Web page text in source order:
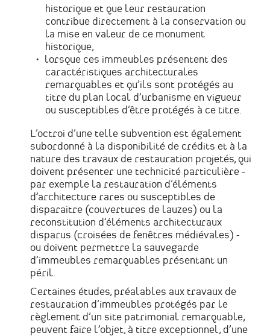
historique et que leur restauration
contribue directement à la conservation ou
la mise en valeur de ce monument
historique,
lorsque ces immeubles présentent des
caractéristiques architecturales
remarquables et qu’ils sont protégés au
titre du plan local d’urbanisme en vigueur
ou susceptibles d’être protégés à ce titre.
L’octroi d’une telle subvention est également
subordonné à la disponibilité de crédits et à la
nature des travaux de restauration projetés, qui
doivent présenter une technicité particulière -
par exemple la restauration d’éléments
d’architecture rares ou susceptibles de
disparaitre (couvertures de lauzes) ou la
reconstitution d’éléments architecturaux
disparus (croisées de fenêtres médiévales) -
ou doivent permettre la sauvegarde
d’immeubles remarquables présentant un
péril.
Certaines études, préalables aux travaux de
restauration d’immeubles protégés par le
règlement d’un site patrimonial remarquable,
peuvent faire l’objet, à titre exceptionnel, d’une